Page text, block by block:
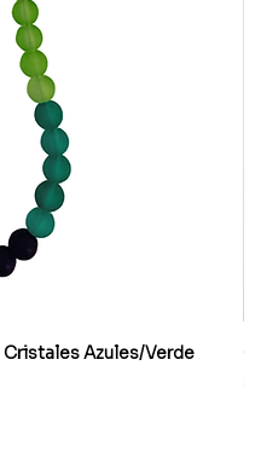
Azules/Verde